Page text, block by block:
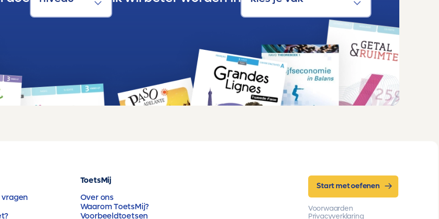
ToetsMij
Over ons
Waarom ToetsMij?
Voorbeeldtoetsen
Start met oefenen
Voorwaarden
Privacyverklaring